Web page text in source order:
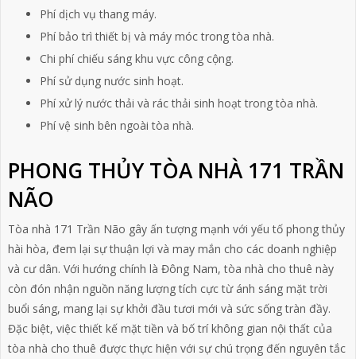
Phí dịch vụ thang máy.
Phí bảo trì thiết bị và máy móc trong tòa nhà.
Chi phí chiếu sáng khu vực công cộng.
Phí sử dụng nước sinh hoạt.
Phí xử lý nước thải và rác thải sinh hoạt trong tòa nhà.
Phí vệ sinh bên ngoài tòa nhà.
PHONG THỦY TÒA NHÀ 171 TRẦN
NÃO
Tòa nhà 171 Trần Não gây ấn tượng mạnh với yếu tố phong thủy
hài hòa, đem lại sự thuận lợi và may mắn cho các doanh nghiệp
và cư dân. Với hướng chính là Đông Nam, tòa nhà cho thuê này
còn đón nhận nguồn năng lượng tích cực từ ánh sáng mặt trời
buổi sáng, mang lại sự khởi đầu tươi mới và sức sống tràn đầy.
Đặc biệt, việc thiết kế mặt tiền và bố trí không gian nội thất của
tòa nhà cho thuê được thực hiện với sự chú trọng đến nguyên tắc